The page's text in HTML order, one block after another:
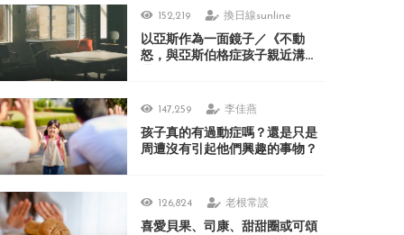
152,219 換日線sunline
以亞斯作為一面鏡子／《不動
怒，與亞斯伯格症孩子親近溝
147,259 李佳燕
孩子真的有過動症嗎？還是只是
周遭沒有引起他們興趣的事物？
126,824 老根常談
喜愛貝果、司康、甜甜圈或可頌